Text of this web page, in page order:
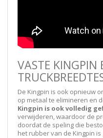
VASTE KINGPIN
De Kingpin is ook opnieuw
op metaal te elimineren en
Kingpin is ook volledig
verwijderen, waardoor de
doordat de speling die
het rubber van de Kingpin